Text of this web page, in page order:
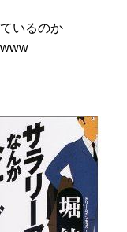
いるのか